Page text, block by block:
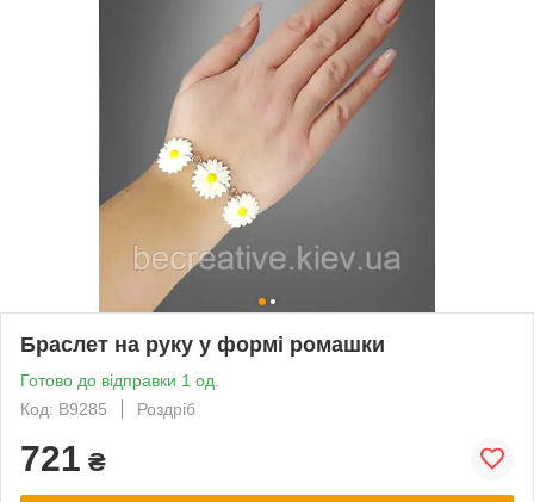
Браслет на руку у формі ромашки
Готово до відправки 1 од.
Код: B9285
Роздріб
721 ₴